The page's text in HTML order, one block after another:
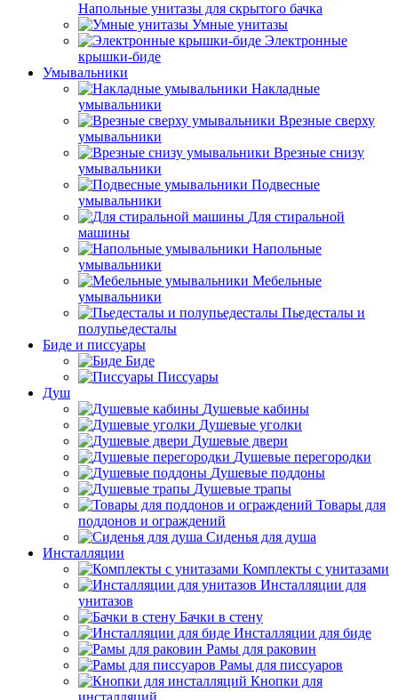
Напольные унитазы для скрытого бачка
Умные унитазы
Электронные
крышки-биде
Умывальники
Накладные
умывальники
Врезные сверху
умывальники
Врезные снизу
умывальники
Подвесные
умывальники
Для стиральной
машины
Напольные
умывальники
Мебельные
умывальники
Пьедесталы и
полупьедесталы
Биде и писсуары
Биде
Писсуары
Душ
Душевые кабины
Душевые уголки
Душевые двери
Душевые перегородки
Душевые поддоны
Душевые трапы
Товары для
поддонов и ограждений
Сиденья для душа
Инсталляции
Комплекты с унитазами
Инсталляции для
унитазов
Бачки в стену
Инсталляции для биде
Рамы для раковин
Рамы для писсуаров
Кнопки для
инсталляций